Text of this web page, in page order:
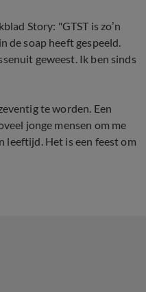
Story: "GTST is zo’n
de soap heeft gespeeld.
geweest. Ik ben sinds
te worden. Een
jonge mensen om me
leeftijd. Het is een feest om